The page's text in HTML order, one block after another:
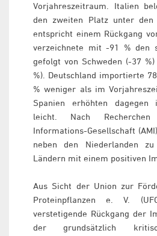
Vorjahreszeitraum. Italien
den zweiten Platz unter den
entspricht einem Rückgang
verzeichnete mit -91 % den
gefolgt von Schweden (-37
%). Deutschland importierte
% weniger als im
Spanien erhöhten dagegen
leicht. Nach
Informations-Gesellschaft
neben den Niederlanden
Ländern mit einem positiven
Aus Sicht der Union zur
Proteinpflanzen e. V.
verstetigende Rückgang der
der grundsätzlich